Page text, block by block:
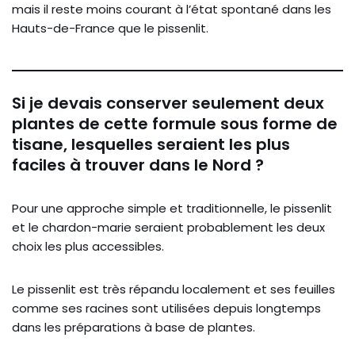
mais il reste moins courant à l’état spontané dans les
Hauts-de-France que le pissenlit.
Si je devais conserver seulement deux
plantes de cette formule sous forme de
tisane, lesquelles seraient les plus
faciles à trouver dans le Nord ?
Pour une approche simple et traditionnelle, le pissenlit
et le chardon-marie seraient probablement les deux
choix les plus accessibles.
Le pissenlit est très répandu localement et ses feuilles
comme ses racines sont utilisées depuis longtemps
dans les préparations à base de plantes.